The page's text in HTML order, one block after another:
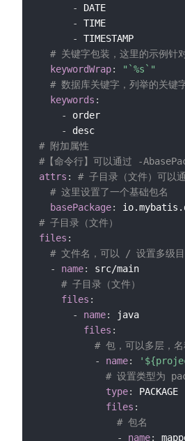
-
DATE
-
TIME
-
TIMESTAMP
# 关键字包装，这里的示例针
keywordWrap:
"`%s`"
# 数据库关键字，列举的关键
keywords :
-
order
-
# 附加属性
#【命令行】可以通过 -
attrs :
# 子目录（文件）可
# 这里设置了一个基础包名
basePackage:
# 子目录（文件）
files :
# 文件名，可以 / 设置多级
-
name:
src/main
# 子目录（文件）
files :
-
name:
java
files :
# 包，可以多层，
-
name:
# 设置类型为
type:
PACKAGE
files :
# 包名
-
name: